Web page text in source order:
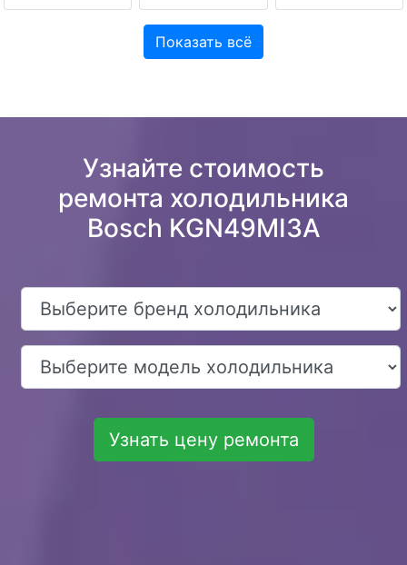
Показать всё
Узнайте стоимость
ремонта холодильника
Bosch KGN49MI3A
Узнать цену ремонта